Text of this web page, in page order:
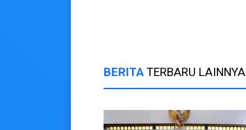
BERITA TERBARU LAINNYA